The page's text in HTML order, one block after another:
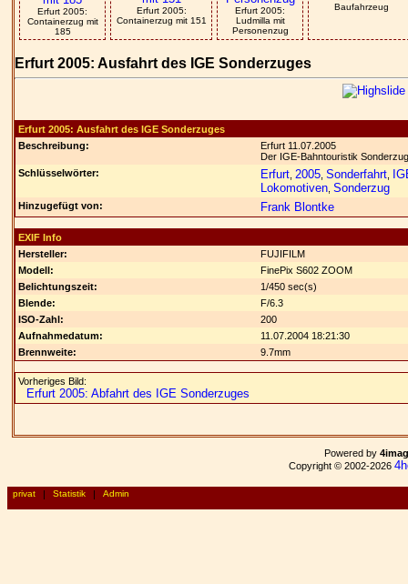
Erfurt 2005:
Containerzug mit
185
Erfurt 2005:
Containerzug mit 151
Erfurt 2005:
Ludmilla mit
Personenzug
Baufahrzeug
Erfurt 2005: Ausfahrt des IGE Sonderzuges
Erfurt 2005: Ausfahrt des IGE Sonderzuges
Beschreibung:
Erfurt 11.07.2005
Der IGE-Bahntouristik
Schlüsselwörter:
Erfurt 2005 Sonderfahrt
Lokomotiven Sonderzug
Hinzugefügt von: Frank Blontke
EXIF Info
Hersteller:
FUJIFILM
Modell:
FinePix S602 ZOOM
Belichtungszeit:
1/450 sec(s)
Blende:
F/6.3
ISO-Zahl:
200
Aufnahmedatum:
11.07.2004 18:21:30
Brennweite:
9.7mm
Vorheriges Bild:
Erfurt 2005: Abfahrt des IGE Sonderzuges
Powered by
Copyright © 2002-2026
privat | Statistik | Admin